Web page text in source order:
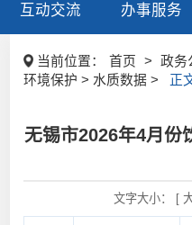
互动交流 办事服务
当前位置： 首页 > 政务
环境保护 > 水质数据 >
正
无锡市2026年4月份
文字大小： [